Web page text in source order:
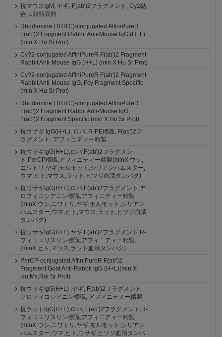
抗マウスIgM, ヤギ, F(ab')2フラグメント, Cy2結
合, μ鎖特異的
Rhodamine (TRITC)-conjugated AffiniPureR
F(ab')2 Fragment Rabbit Anti-Mouse IgG (H+L)
(min X Hu Sr Prot)
Cy?2-conjugated AffiniPureR F(ab')2 Fragment
Rabbit Anti-Mouse IgG (H+L) (min X Hu Sr Prot)
Cy?2-conjugated AffiniPureR F(ab')2 Fragment
Rabbit Anti-Mouse IgG, Fcγ Fragment Specific
(min X Hu Sr Prot)
Rhodamine (TRITC)-conjugated AffiniPureR
F(ab')2 Fragment Rabbit Anti-Mouse IgG,
F(ab')2 Fragment Specific (min X Hu Sr Prot)
抗ウサギ IgG(H+L), ロバ, R-PE標識, F(ab')2フ
ラグメント, アフィニティー精製
抗ウサギIgG(H+L),ロバ,F(ab')2フラグメン
ト,PerCP標識,アフィニティー精製(minX ウシ,
ニワトリ,ヤギ,モルモット,シリアンハムスター,
ウマ,ヒト,マウス,ラット,ヒツジ血清タンパク)
抗ウサギIgG(H+L),ロバ,F(ab')2フラグメント,ア
ロフィコシアニン標識,アフィニティー精製
(minX ウシ,ニワトリ,ヤギ,モルモット,シリアン
ハムスター,ウマ,ヒト,マウス,ラット,ヒツジ血清
タンパク)
抗ウサギIgG(H+L),ヤギ,F(ab')2フラグメント,R-
フィコエリスリン標識,アフィニティー精製,
(minX ヒト,マウス,ラット血清タンパク)
PerCP-conjugated AffiniPureR F(ab')2
Fragment Goat Anti-Rabbit IgG (H+L)(min X
Hu,Ms,Rat Sr Prot)
抗ウサギIgG(H+L) ,ヤギ, F(ab')2フラグメント,
アロフィコシアニン標識, アフィニティー精製
抗ラットIgG(H+L),ロバ, F(ab')2フラグメント,R-
フィコエリスリン標識,アフィニティー精製
(minX ウシ,ニワトリ,ヤギ,モルモット,シリアン
ハムスター,ウマ,ヒト,ウサギ,ヒツジ血清タンパ